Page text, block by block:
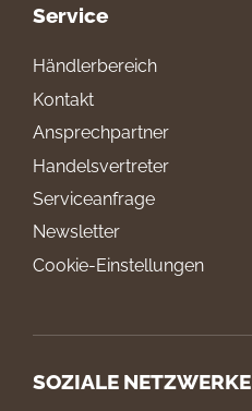
Service
Händlerbereich
Kontakt
Ansprechpartner
Handelsvertreter
Serviceanfrage
Newsletter
Cookie-Einstellungen
SOZIALE NETZWERKE